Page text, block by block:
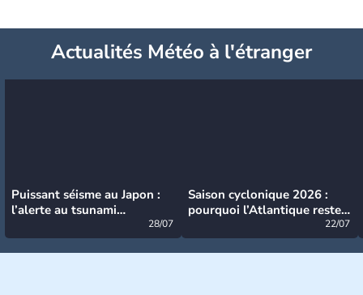
Actualités Météo à l'étranger
Puissant séisme au Japon :
l’alerte au tsunami
28/07
Saison cyclonique 2026 :
pourquoi l’Atlantique reste
22/07